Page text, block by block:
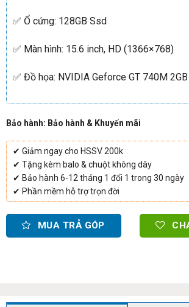
✅ Ổ cứng: 128GB Ssd
✅ Màn hình: 15.6 inch, HD (1366×768)
✅ Đồ họa: NVIDIA Geforce GT 740M 2GB
Bảo hành: Bảo hành & Khuyến mãi
✔ Giảm ngay cho HSSV 200k
✔ Tặng kèm balo & chuột không dây
✔ Bảo hành 6-12 tháng 1 đổi 1 trong 30 ngày
✔ Phần mềm hỗ trợ trọn đời
MUA TRẢ GÓP